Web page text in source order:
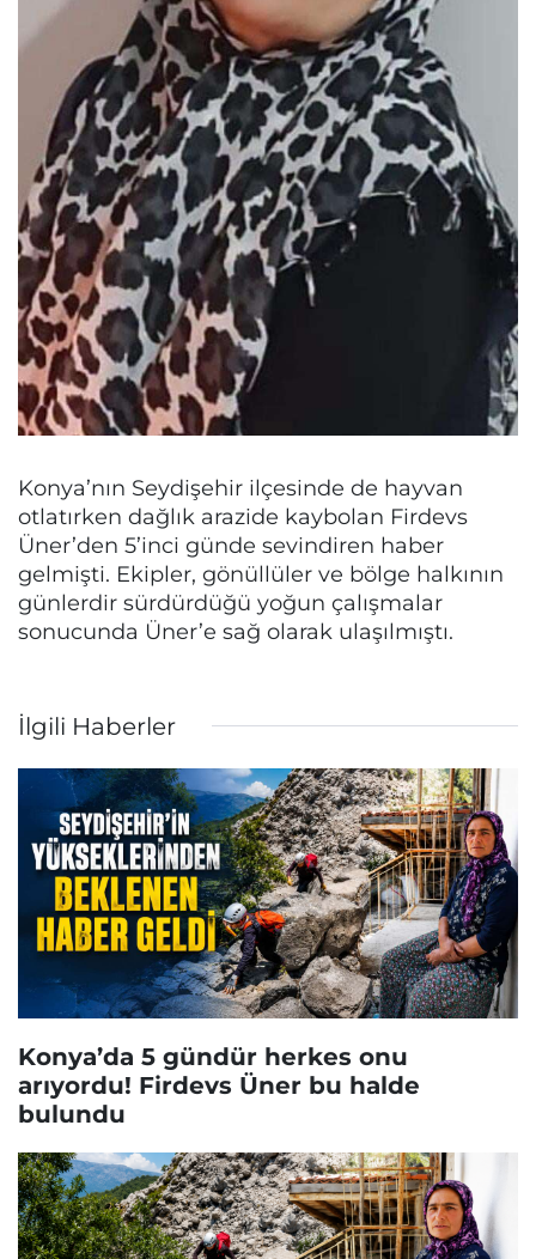
Konya’nın Seydişehir ilçesinde de hayvan
otlatırken dağlık arazide kaybolan Firdevs
Üner’den 5’inci günde sevindiren haber
gelmişti. Ekipler, gönüllüler ve bölge halkının
günlerdir sürdürdüğü yoğun çalışmalar
sonucunda Üner’e sağ olarak ulaşılmıştı.
İlgili Haberler
Konya’da 5 gündür herkes onu
arıyordu! Firdevs Üner bu halde
bulundu